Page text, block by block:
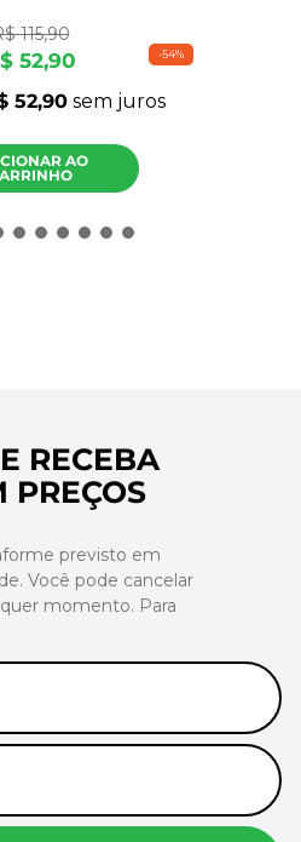
-54%
115,90
52,90
52,90sem juros
AO
RECEBA
PREÇOS
previsto em
Você pode cancelar
momento. Para